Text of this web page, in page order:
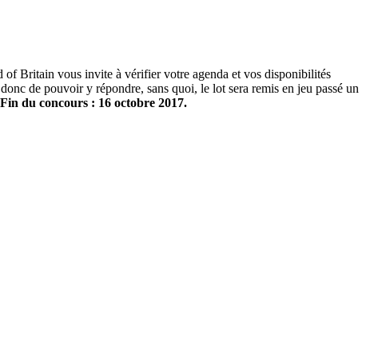
of Britain vous invite à vérifier votre agenda et vos disponibilités
de pouvoir y répondre, sans quoi, le lot sera remis en jeu passé un
Fin du concours : 16 octobre 2017.